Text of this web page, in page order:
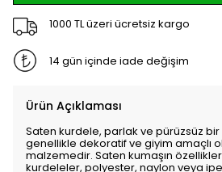
1000 TL üzeri ücretsiz kargo
14 gün içinde iade değişim
Ürün Açıklaması
Saten kurdele, parlak ve pürüzsüz
genellikle dekoratif ve giyim amaçlı
malzemedir. Saten kumaşın
kurdeleler, polyester, naylon veya